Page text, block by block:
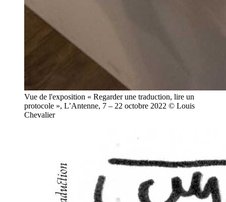
Vue de l'exposition « Regarder une traduction, lire un
protocole », L’Antenne, 7 – 22 octobre 2022 © Louis
Chevalier